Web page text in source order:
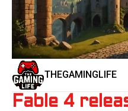
THEGAMINGLIFE
Fable 4